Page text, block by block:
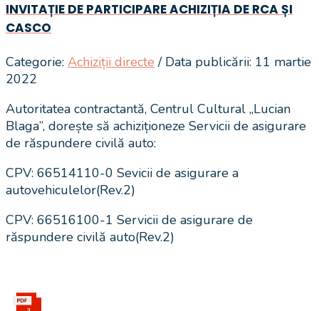
INVITAȚIE DE PARTICIPARE ACHIZIȚIA DE RCA ȘI
CASCO
Categorie: Achiziții directe / Data publicării: 11 martie
2022
Autoritatea contractantă, Centrul Cultural „Lucian
Blaga”, dorește să achiziționeze Servicii de asigurare
de răspundere civilă auto:
CPV: 66514110-0 Sevicii de asigurare a
autovehiculelor(Rev.2)
CPV: 66516100-1 Servicii de asigurare de
răspundere civilă auto(Rev.2)